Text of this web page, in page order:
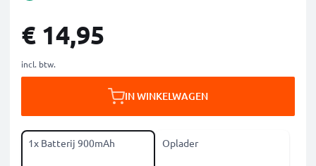
€ 14,95
incl. btw.
IN WINKELWAGEN
1x Batterij 900mAh Oplader